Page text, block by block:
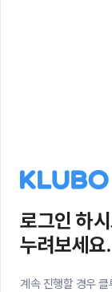
로그인 하
누려보세요.
계속 진행할 경우 클